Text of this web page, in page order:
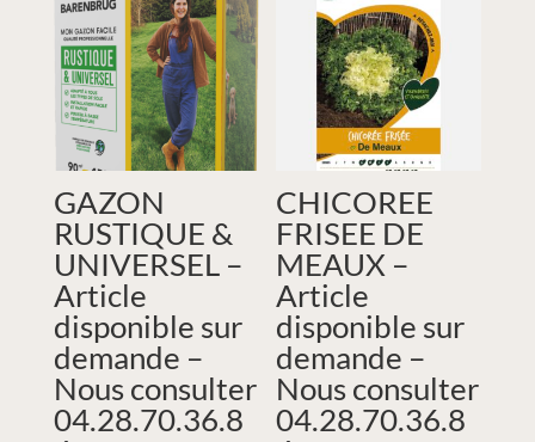
GAZON
RUSTIQUE &
UNIVERSEL –
Article
disponible sur
demande –
Nous consulter
04.28.70.36.8
CHICOREE
FRISEE DE
MEAUX –
Article
disponible sur
demande –
Nous consulter
04.28.70.36.8